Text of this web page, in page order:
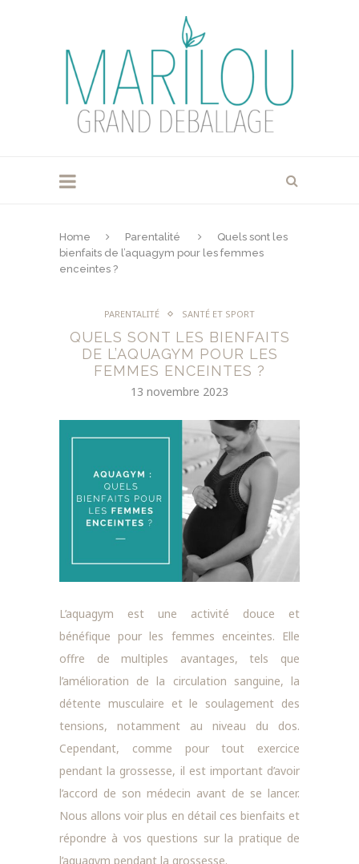
Home Parentalité
Quels sont les
bienfaits de l’aquagym pour les femmes
enceintes ?
PARENTALITÉ SANTÉ ET SPORT
QUELS SONT LES BIENFAITS
DE L’AQUAGYM POUR LES
FEMMES ENCEINTES ?
13 novembre 2023
L’aquagym est une activité douce et
bénéfique pour les femmes enceintes. Elle
offre de multiples avantages, tels que
l’amélioration de la circulation sanguine, la
détente musculaire et le soulagement des
tensions, notamment au niveau du dos.
Cependant, comme pour tout exercice
pendant la grossesse, il est important d’avoir
l’accord de son médecin avant de se lancer.
Nous allons voir plus en détail ces bienfaits et
répondre à vos questions sur la pratique de
l’aquagym pendant la grossesse.